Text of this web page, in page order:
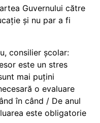
Guvernului către
și nu par a fi
consilier școlar:
este un stres
mai puțini
o evaluare
în când / De anul
este obligatorie